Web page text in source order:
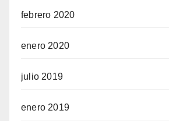
febrero 2020
enero 2020
julio 2019
enero 2019